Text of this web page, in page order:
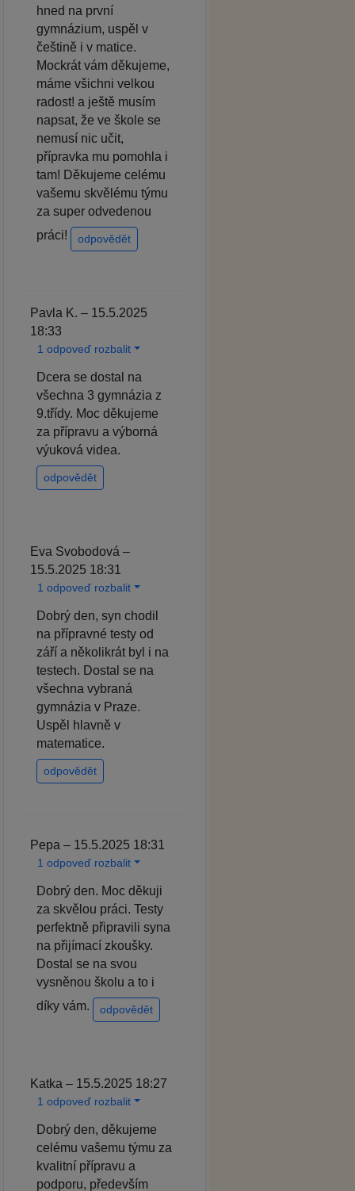
hned na první
gymnázium, uspěl v
češtině i v matice.
Mockrát vám děkujeme,
máme všichni velkou
radost! a ještě musím
napsat, že ve škole se
nemusí nic učit,
přípravka mu pomohla i
tam! Děkujeme celému
vašemu skvělému týmu
za super odvedenou
práci!
odpovědět
Pavla K. – 15.5.2025
18:33
1 odpoveď rozbalit
Dcera se dostal na
všechna 3 gymnázia z
9.třídy. Moc děkujeme
za přípravu a výborná
výuková videa.
odpovědět
Eva Svobodová –
15.5.2025 18:31
1 odpoveď rozbalit
Dobrý den, syn chodil
na přípravné testy od
září a několikrát byl i na
testech. Dostal se na
všechna vybraná
gymnázia v Praze.
Uspěl hlavně v
matematice.
odpovědět
Pepa – 15.5.2025 18:31
1 odpoveď rozbalit
Dobrý den. Moc děkuji
za skvělou práci. Testy
perfektně připravili syna
na přijímací zkoušky.
Dostal se na svou
vysněnou školu a to i
díky vám.
odpovědět
Katka – 15.5.2025 18:27
1 odpoveď rozbalit
Dobrý den, děkujeme
celému vašemu týmu za
kvalitní přípravu a
podporu, především